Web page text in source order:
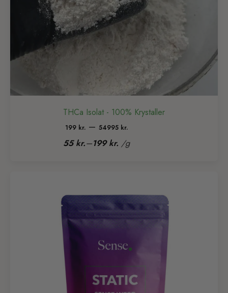
THCa Isolat - 100% Krystaller
199 kr. – 54995 kr.Prisinterval:
199 kr.
55kr.–199kr. /g